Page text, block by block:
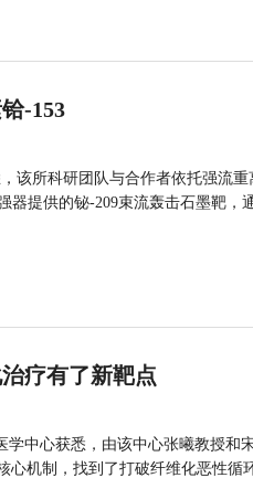
-153
该所科研团队与合作者依托强流
提供的铋-209束流轰击石墨靶，
疗有了新靶点
中心获悉，由该中心张曦教授和
机制，找到了打破纤维化恶性循